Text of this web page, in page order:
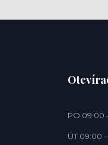
PO 09:00
ÚT 09:00